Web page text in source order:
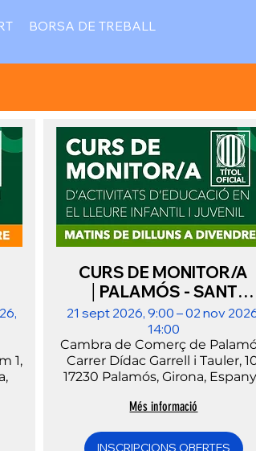
BORSA DE TREBALL
1,
CURS DE MONITOR/A
│PALAMÓS - SANT
ANTONI│SETEMBRE -
OCTUBRE
21 sept 2026, 9:00 – 02 nov
14:00
Cambra de Comerç de
Carrer Dídac Garrell i Tauler,
17230 Palamós, Girona,
Més informació
INSCRIPCIONS OBERTES